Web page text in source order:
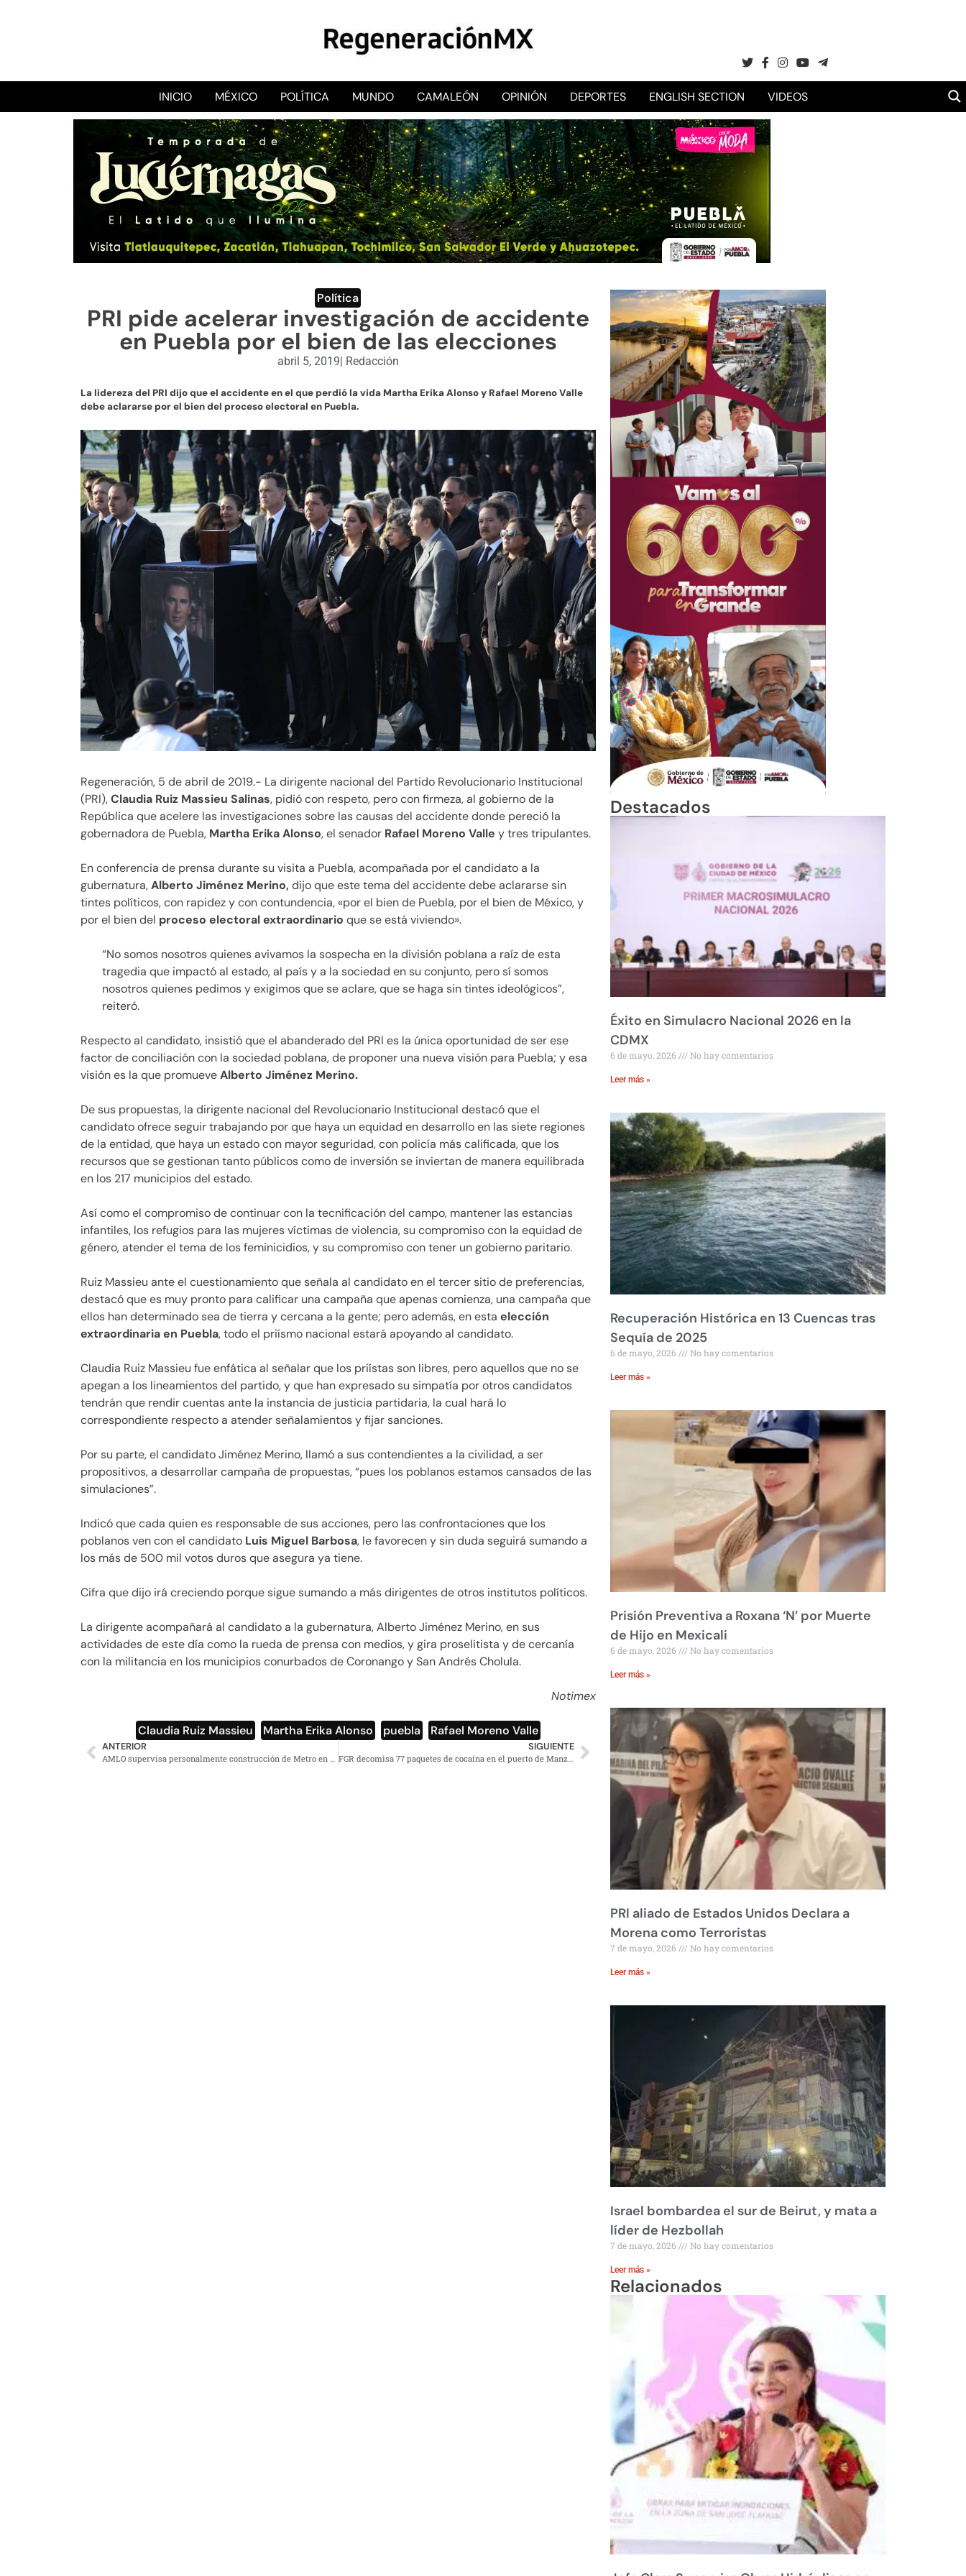
RegeneraciónMX
Sitio de noticias libre e independiente
INICIO MÉXICO POLÍTICA MUNDO CAMALEÓN OPINIÓN DEPORTES ENGLISH SECTION VIDEOS
Política
PRI pide acelerar investigación de accidente
en Puebla por el bien de las elecciones
abril 5, 2019 Redacción
La lidereza del PRI dijo que el accidente en el que perdió la vida Martha Erika Alonso y Rafael Moreno Valle
debe aclararse por el bien del proceso electoral en Puebla.
Regeneración, 5 de abril de 2019.- La dirigente nacional del Partido Revolucionario Institucional
(PRI),Claudia Ruiz Massieu Salinas, pidió con respeto, pero con firmeza, al gobierno de la
República que acelere las investigaciones sobre las causas del accidente donde pereció la
gobernadora de Puebla, Martha Erika Alonso, el senador Rafael Moreno Valle y tres tripulantes.
En conferencia de prensa durante su visita a Puebla, acompañada por el candidato a la
gubernatura,Alberto Jiménez Merino, dijo que este tema del accidente debe aclararse sin
tintes políticos, con rapidez y con contundencia, «por el bien de Puebla, por el bien de México, y
por el bien del proceso electoral extraordinario que se está viviendo».
“No somos nosotros quienes avivamos la sospecha en la división poblana a raíz de esta
tragedia que impactó al estado, al país y a la sociedad en su conjunto, pero sí somos
nosotros quienes pedimos y exigimos que se aclare, que se haga sin tintes ideológicos”,
reiteró.
Respecto al candidato, insistió que el abanderado del PRI es la única oportunidad de ser ese
factor de conciliación con la sociedad poblana, de proponer una nueva visión para Puebla; y esa
visión es la que promueveAlberto Jiménez Merino.
De sus propuestas, la dirigente nacional del Revolucionario Institucional destacó que el
candidato ofrece seguir trabajando por que haya un equidad en desarrollo en las siete regiones
de la entidad, que haya un estado con mayor seguridad, con policía más calificada, que los
recursos que se gestionan tanto públicos como de inversión se inviertan de manera equilibrada
en los 217 municipios del estado.
Así como el compromiso de continuar con la tecnificación del campo, mantener las estancias
infantiles, los refugios para las mujeres víctimas de violencia, su compromiso con la equidad de
género, atender el tema de los feminicidios, y su compromiso con tener un gobierno paritario.
Ruiz Massieu ante el cuestionamiento que señala al candidato en el tercer sitio de preferencias,
destacó que es muy pronto para calificar una campaña que apenas comienza, una campaña que
ellos han determinado sea de tierra y cercana a la gente; pero además, en esta elección
extraordinaria en Puebla, todo el priísmo nacional estará apoyando al candidato.
Claudia Ruiz Massieu fue enfática al señalar que los priístas son libres, pero aquellos que no se
apegan a los lineamientos del partido, y que han expresado su simpatía por otros candidatos
tendrán que rendir cuentas ante la instancia de justicia partidaria, la cual hará lo
correspondiente respecto a atender señalamientos y fijar sanciones.
Por su parte, el candidato Jiménez Merino, llamó a sus contendientes a la civilidad, a ser
propositivos, a desarrollar campaña de propuestas, “pues los poblanos estamos cansados de las
simulaciones”.
Indicó que cada quien es responsable de sus acciones, pero las confrontaciones que los
poblanos ven con el candidato Luis Miguel Barbosa, le favorecen y sin duda seguirá sumando a
los más de 500 mil votos duros que asegura ya tiene.
Cifra que dijo irá creciendo porque sigue sumando a más dirigentes de otros institutos políticos.
La dirigente acompañará al candidato a la gubernatura, Alberto Jiménez Merino, en sus
actividades de este día como la rueda de prensa con medios, y gira proselitista y de cercanía
con la militancia en los municipios conurbados de Coronango y San Andrés Cholula.
Notimex
Claudia Ruiz Massieu Martha Erika Alonso puebla Rafael Moreno Valle
ANTERIOR
AMLO supervisa personalmente construcción de Metro en Guadalajara
SIGUIENTE
FGR decomisa 77 paquetes de cocaína en el puerto de Manzanillo
Destacados
Éxito en Simulacro Nacional 2026 en la
CDMX
6 de mayo, 2026 No hay comentarios
Leer más »
Recuperación Histórica en 13 Cuencas tras
Sequía de 2025
6 de mayo, 2026 No hay comentarios
Leer más »
Prisión Preventiva a Roxana ‘N’ por Muerte
de Hijo en Mexicali
6 de mayo, 2026 No hay comentarios
Leer más »
PRI aliado de Estados Unidos Declara a
Morena como Terroristas
7 de mayo, 2026 No hay comentarios
Leer más »
Israel bombardea el sur de Beirut, y mata a
líder de Hezbollah
7 de mayo, 2026 No hay comentarios
Leer más »
Relacionados